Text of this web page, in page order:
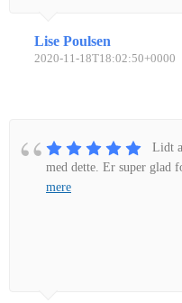
Lise Poulsen
2020-11-18T18:02:50+0000
Lidt
med dette. Er super glad
mere